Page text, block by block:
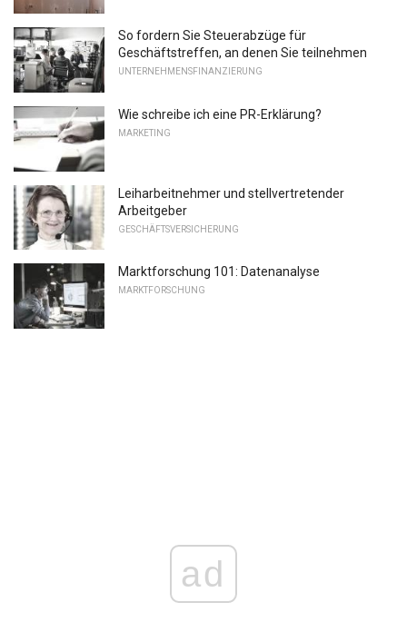
So fordern Sie Steuerabzüge für
Geschäftstreffen, an denen Sie teilnehmen
UNTERNEHMENSFINANZIERUNG
Wie schreibe ich eine PR-Erklärung?
MARKETING
Leiharbeitnehmer und stellvertretender
Arbeitgeber
GESCHÄFTSVERSICHERUNG
Marktforschung 101: Datenanalyse
MARKTFORSCHUNG
ad